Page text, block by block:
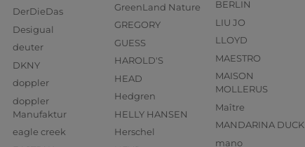
DerDieDas
Desigual
deuter
DKNY
doppler
doppler
Manufaktur
eagle creek
GreenLand Nature
GREGORY
GUESS
HAROLD'S
HEAD
Hedgren
HELLY HANSEN
Herschel
BERLIN
LIU JO
LLOYD
MAESTRO
MAISON
MOLLERUS
Maître
MANDARINA DUCK
mano